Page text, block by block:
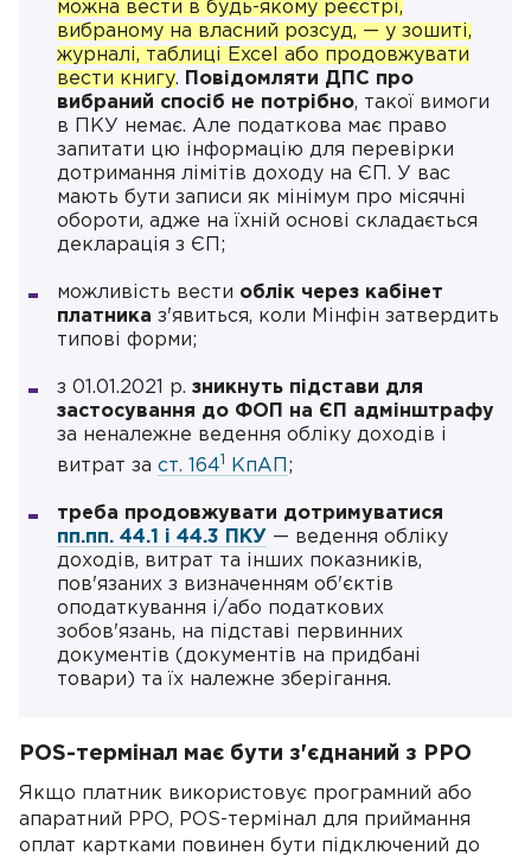
можна вести в будь-якому реєстрі,
вибраному на власний розсуд, — у зошиті,
журналі, таблиці Excel або продовжувати
вести книгу.
Повідомляти ДПС про
вибраний спосіб не потрібно, такої вимоги
в ПКУ немає. Але податкова має право
запитати цю інформацію для перевірки
дотримання лімітів доходу на ЄП. У вас
мають бути записи як мінімум про місячні
обороти, адже на їхній основі складається
декларація з ЄП;
можливість вести облік через кабінет
платника з'явиться, коли Мінфін затвердить
типові форми;
з 01.01.2021 р. зникнуть підстави для
застосування до ФОП на ЄП адмінштрафу
за неналежне ведення обліку доходів і
витрат за ст. 1641 КпАП ;
треба продовжувати дотримуватися
пп.пп. 44.1 і 44.3 ПКУ — ведення обліку
доходів, витрат та інших показників,
пов'язаних з визначенням об'єктів
оподаткування і/або податкових
зобов'язань, на підставі первинних
документів (документів на придбані
товари) та їх належне зберігання.
POS-термінал має бути з'єднаний з РРО
Якщо платник використовує програмний або
апаратний РРО, POS-термінал для приймання
оплат картками повинен бути підключений до